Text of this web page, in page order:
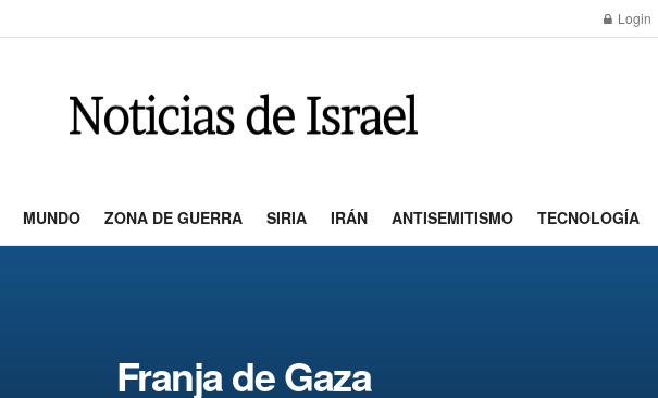
Login
MUNDO ZONA DE GUERRA SIRIA IRÁN ANTISEMITISMO TECNOLOGÍA
Franja de Gaza